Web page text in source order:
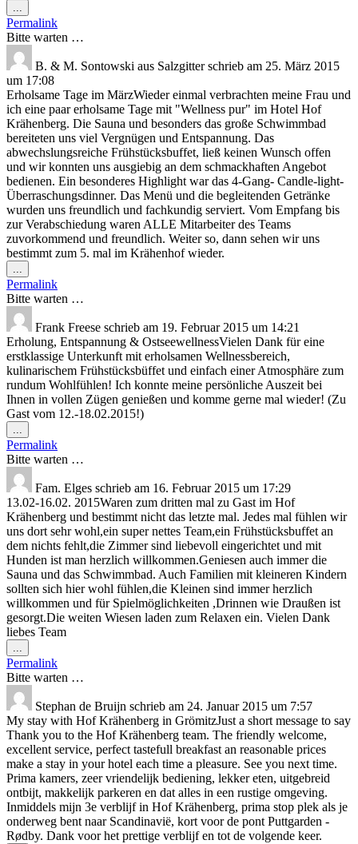
...
Metabox
ein-/ausblenden.
Permalink
Bitte warten …
B. & M. Sontowski aus Salzgitterschrieb am 25. März 2015
um 17:08
Erholsame Tage im MärzWieder einmal verbrachten meine Frau und
ich eine paar erholsame Tage mit "Wellness pur" im Hotel Hof
Krähenberg. Die Sauna und besonders das große Schwimmbad
bereiteten uns viel Vergnügen und Entspannung. Das
abwechslungsreiche Frühstücksbuffet, ließ keinen Wunsch offen
und wir konnten uns ausgiebig an dem schmackhaften Angebot
bedienen. Ein besonderes Highlight war das 4-Gang- Candle-light-
Überraschungsdinner. Das Menü und die begleitenden Getränke
wurden uns freundlich und fachkundig serviert. Vom Empfang bis
zur Verabschiedung waren ALLE Mitarbeiter des Teams
zuvorkommend und freundlich. Weiter so, dann sehen wir uns
bestimmt zum 5. mal im Krähenhof wieder.
...
Metabox
ein-/ausblenden.
Permalink
Bitte warten …
Frank Freese schrieb am 19. Februar 2015 um 14:21
Erholung, Entspannung & OstseewellnessVielen Dank für eine
erstklassige Unterkunft mit erholsamen Wellnessbereich,
kulinarischem Frühstücksbüffet und einfach einer Atmosphäre zum
rundum Wohlfühlen! Ich konnte meine persönliche Auszeit bei
Ihnen in vollen Zügen genießen und komme gerne mal wieder! (Zu
Gast vom 12.-18.02.2015!)
...
Metabox
ein-/ausblenden.
Permalink
Bitte warten …
Fam. Elges schrieb am 16. Februar 2015 um 17:29
13.02-16.02. 2015Waren zum dritten mal zu Gast im Hof
Krähenberg und bestimmt nicht das letzte mal. Jedes mal fühlen wir
uns dort sehr wohl,ein super nettes Team,ein Frühstücksbuffet an
dem nichts fehlt,die Zimmer sind liebevoll eingerichtet und mit
Hunden ist man herzlich willkommen.Geniesen auch immer die
Sauna und das Schwimmbad. Auch Familien mit kleineren Kindern
sollten sich hier wohl fühlen,die Kleinen sind immer herzlich
willkommen und für Spielmöglichkeiten ,Drinnen wie Draußen ist
gesorgt.Die weiten Wiesen laden zum Relaxen ein. Vielen Dank
liebes Team
...
Metabox
ein-/ausblenden.
Permalink
Bitte warten …
Stephan de Bruijn schrieb am 24. Januar 2015 um 7:57
My stay with Hof Krähenberg in GrömitzJust a short message to say
Thank you to the Hof Krähenberg team. The friendly welcome,
excellent service, perfect tastefull breakfast an reasonable prices
make a stay in your hotel each time a pleasure. See you next time.
Prima kamers, zeer vriendelijk bediening, lekker eten, uitgebreid
ontbijt, makkelijk parkeren en dat alles in een rustige omgeving.
Inmiddels mijn 3e verblijf in Hof Krähenberg, prima stop plek als je
onderweg bent naar Scandinavië, kort voor de pont Puttgarden -
Rødby. Dank voor het prettige verblijf en tot de volgende keer.